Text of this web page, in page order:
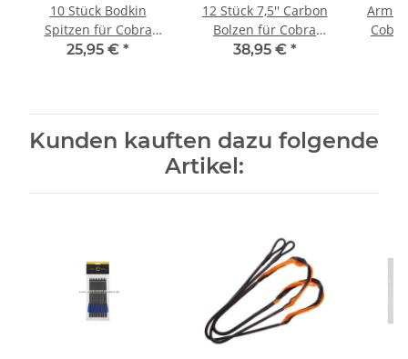
10 Stück Bodkin
Spitzen für Cobra
R9/R10/RX und Adder
25,95 € *
12 Stück 7,5'' Carbon
Bolzen für Cobra
Adder und Cobra
38,95 € *
Kunden kauften dazu folgende
Artikel: